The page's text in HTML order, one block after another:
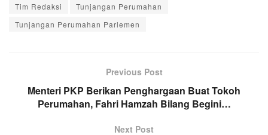
Tim Redaksi
Tunjangan Perumahan
Tunjangan Perumahan Parlemen
Previous Post
Menteri PKP Berikan Penghargaan Buat Tokoh
Perumahan, Fahri Hamzah Bilang Begini…
Next Post